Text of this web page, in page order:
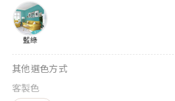
藍綠
其他選色方式
客製色